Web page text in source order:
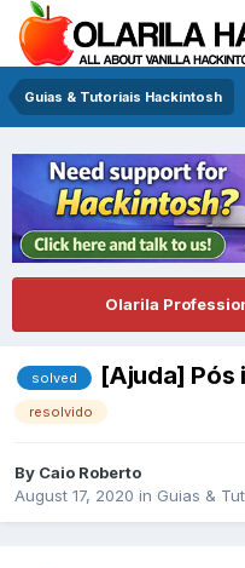
Guias & Tutoriais Hackintosh
Olarila
solved [Ajuda] Pós
resolvido
By Caio Roberto
August 17, 2020 in Guias &